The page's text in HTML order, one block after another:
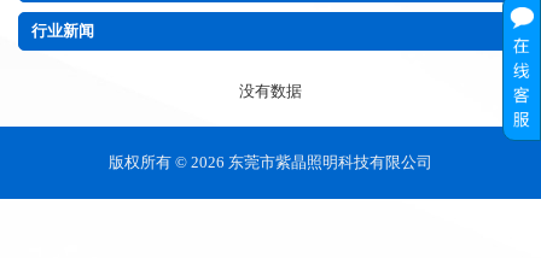
行业新闻
没有数据
版权所有 © 2026 东莞市紫晶照明科技有限公司